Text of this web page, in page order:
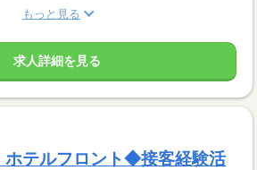
もっと見る
求人詳細を見る
ホテルフロント◆接客経験活